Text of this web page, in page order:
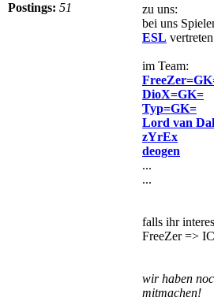
Postings: 51
zu uns:
bei uns
ESL
im Team:
DioX=GK=
Typ=GK=
Lord van
zYrEx
deogen
...
...
falls ihr
FreeZer =>
wir haben
mitmachen!